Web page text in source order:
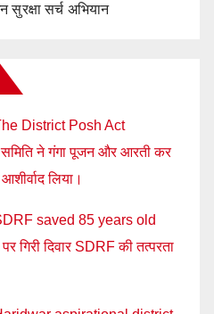
सुरक्षा सर्च अभियान
District Posh Act
ने गंगा पूजन और आरती कर
लिया।
saved 85 years old
गिरी दिवार SDRF की तत्परता